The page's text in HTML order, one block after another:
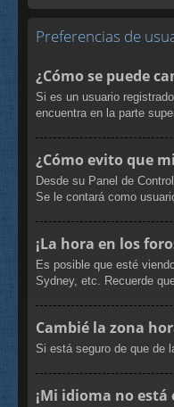
Preferencias de
¿Cómo se puede
Si es un usuario
encuentra en la parte
¿Cómo evito que
Desde su Panel de
Se le contará como
¡La hora en los
Es posible que esté
Sydney, etc. Recuerde
Cambié la zona
Si está seguro de que de
¡Mi idioma no está